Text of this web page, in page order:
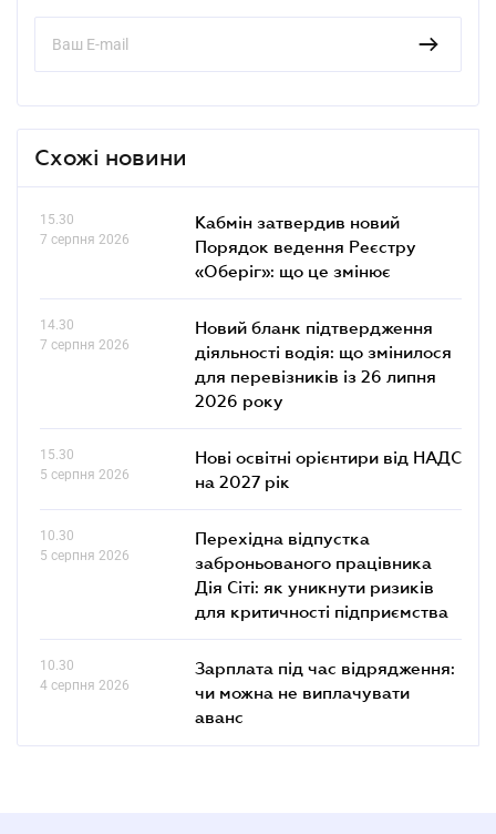
Схожі новини
15.30
7 серпня 2026
Кабмін затвердив новий
Порядок ведення Реєстру
«Оберіг»: що це змінює
14.30
7 серпня 2026
Новий бланк підтвердження
діяльності водія: що змінилося
для перевізників із 26 липня
2026 року
15.30
5 серпня 2026
Нові освітні орієнтири від НАДС
на 2027 рік
10.30
5 серпня 2026
Перехідна відпустка
заброньованого працівника
Дія Сіті: як уникнути ризиків
для критичності підприємства
10.30
4 серпня 2026
Зарплата під час відрядження:
чи можна не виплачувати
аванс